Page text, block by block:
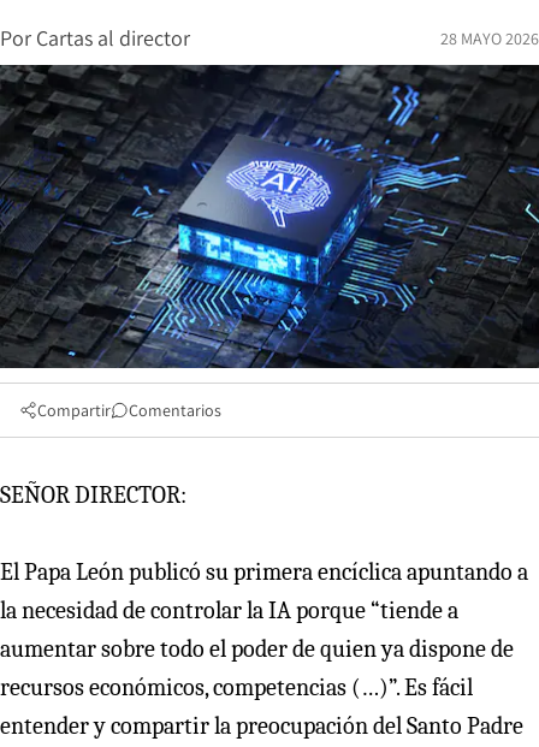
Por Cartas al director 28 MAYO 2026
Compartir Comentarios
SEÑOR DIRECTOR:
El Papa León publicó su primera encíclica apuntando a
la necesidad de controlar la IA porque “tiende a
aumentar sobre todo el poder de quien ya dispone de
recursos económicos, competencias (…)”. Es fácil
entender y compartir la preocupación del Santo Padre